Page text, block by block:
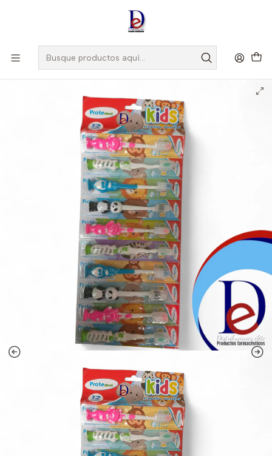
, Si eres nuevo regístrate
CEPILLO DENTAL CON ESTUCHE ECO X 12 UNDS NIÑOS- -
OTROS- UBI *